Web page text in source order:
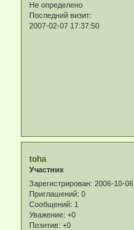
Не определено
Последний визит:
2007-02-07 17:37:50
toha
Участник
Зарегистрирован: 2006-10-06
Приглашений: 0
Сообщений: 1
Уважение: +0
Позитив: +0